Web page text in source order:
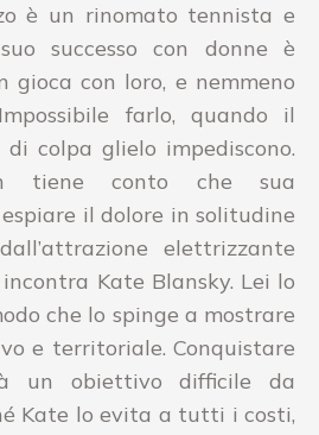
è un rinomato tennista e
successo con donne è
gioca con loro, e nemmeno
farlo, quando il
colpa glielo impediscono.
tiene conto che sua
il dolore in solitudine
elettrizzante
Kate Blansky. Lei lo
che lo spinge a mostrare
e territoriale. Conquistare
un obiettivo difficile da
Kate lo evita a tutti i costi,